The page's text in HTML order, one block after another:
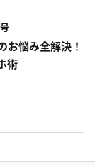
お悩み全解決！
術